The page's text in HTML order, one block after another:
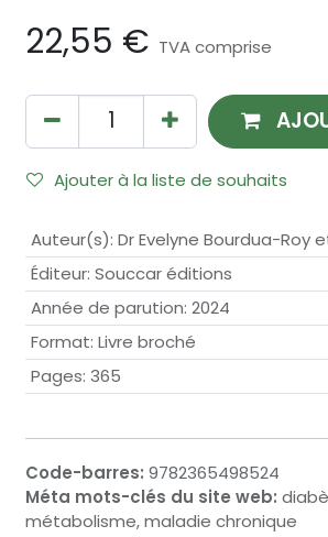
22,55 € TVA comprise
Ajouter à la liste de souhaits
Auteur(s): Dr Evelyne Bourdua-Roy
Éditeur: Souccar éditions
Année de parution: 2024
Format: Livre broché
Pages: 365
Code-barres: 9782365498524
Méta mots-clés du site web:
métabolisme, maladie chronique